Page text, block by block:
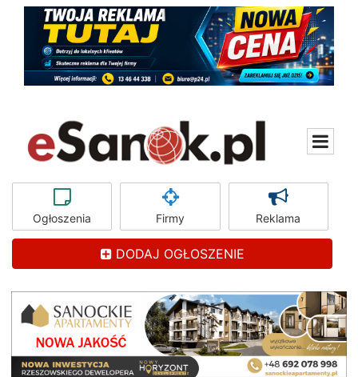
Ogłoszenia Firmy Reklama
DODAJ OGŁOSZENIE